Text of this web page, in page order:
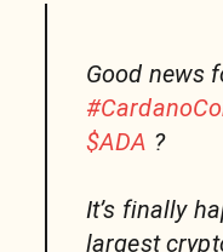
Good news
$ADA ?
It’s finally
largest